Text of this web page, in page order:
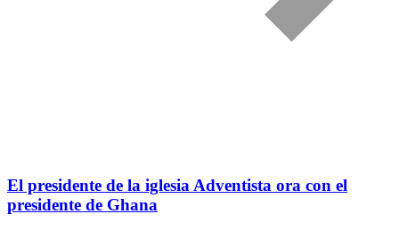
El presidente de la iglesia Adventista ora con el
presidente de Ghana